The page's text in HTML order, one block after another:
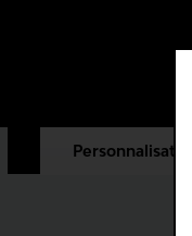
Personnalisation